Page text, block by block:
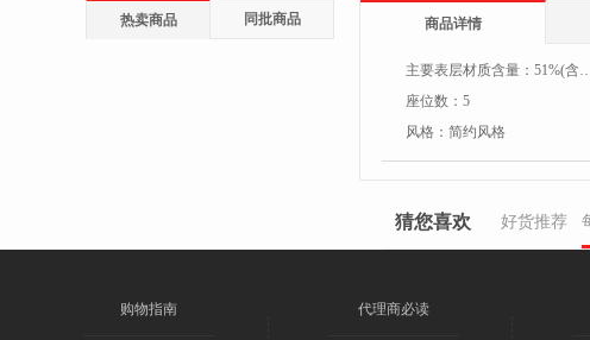
热卖商品 同批商品 商品详情
主要表层材质含量： 51%(含)-60%(含)
座位数： 5
风格： 简约风格
猜您喜欢 好货推荐
购物指南 代理商必读